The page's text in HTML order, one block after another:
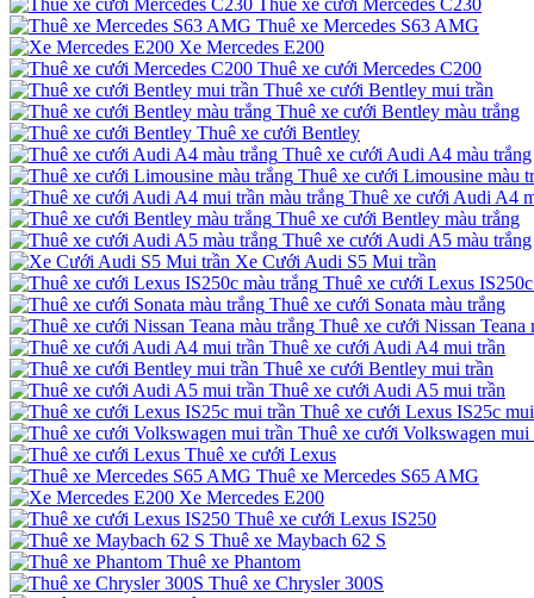
Thuê xe cưới Mercedes C230
Thuê xe Mercedes S63 AMG
Xe Mercedes E200
Thuê xe cưới Mercedes C200
Thuê xe cưới Bentley mui trần
Thuê xe cưới Bentley màu trắng
Thuê xe cưới Bentley
Thuê xe cưới Audi A4 màu trắng
Thuê xe cưới Limousine màu
Thuê xe cưới Audi A4
Thuê xe cưới Bentley màu trắng
Thuê xe cưới Audi A5 màu trắng
Xe Cưới Audi S5 Mui trần
Thuê xe cưới Lexus
Thuê xe cưới Sonata màu trắng
Thuê xe cưới Nissan Teana
Thuê xe cưới Audi A4 mui trần
Thuê xe cưới Bentley mui trần
Thuê xe cưới Audi A5 mui trần
Thuê xe cưới Lexus IS25c
Thuê xe cưới Volkswagen mui
Thuê xe cưới Lexus
Thuê xe Mercedes S65 AMG
Xe Mercedes E200
Thuê xe cưới Lexus IS250
Thuê xe Maybach 62 S
Thuê xe Phantom
Thuê xe Chrysler 300S